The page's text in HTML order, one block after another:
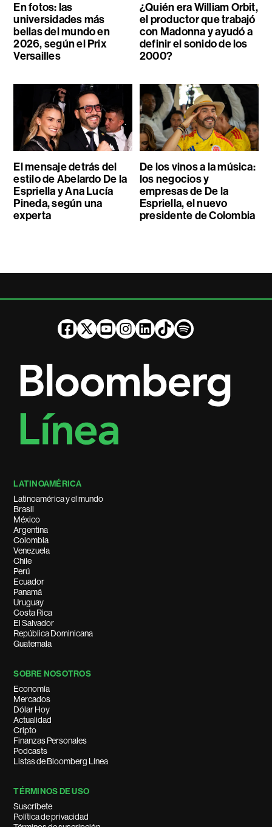
En fotos: las
universidades más
bellas del mundo en
2026, según el Prix
Versailles
¿Quién era William Orbit,
el productor que trabajó
con Madonna y ayudó a
definir el sonido de los
2000?
El mensaje detrás del
estilo de Abelardo De la
Espriella y Ana Lucía
Pineda, según una
experta
De los vinos a la música:
los negocios y
empresas de De la
Espriella, el nuevo
presidente de Colombia
LATINOAMÉRICA
Latinoamérica y el mundo
Brasil
México
Argentina
Colombia
Venezuela
Chile
Perú
Ecuador
Panamá
Uruguay
Costa Rica
El Salvador
República Dominicana
Guatemala
SOBRE NOSOTROS
Economía
Mercados
Dólar Hoy
Actualidad
Cripto
Finanzas Personales
Podcasts
Listas de Bloomberg Línea
TÉRMINOS DE USO
Suscríbete
Política de privacidad